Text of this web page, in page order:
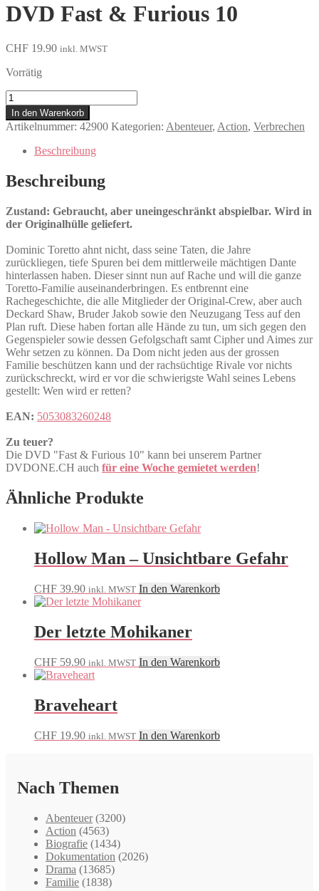
DVD Fast & Furious 10
CHF 19.90 inkl. MWST
Vorrätig
Fast
&
Furious
10
Menge
In den Warenkorb
Artikelnummer: 42900 Kategorien: Abenteuer, Action, Verbrechen
Beschreibung
Beschreibung
Zustand: Gebraucht, aber uneingeschränkt abspielbar. Wird in
der Originalhülle geliefert.
Dominic Toretto ahnt nicht, dass seine Taten, die Jahre
zurückliegen, tiefe Spuren bei dem mittlerweile mächtigen Dante
hinterlassen haben. Dieser sinnt nun auf Rache und will die ganze
Toretto-Familie auseinanderbringen. Es entbrennt eine
Rachegeschichte, die alle Mitglieder der Original-Crew, aber auch
Deckard Shaw, Bruder Jakob sowie den Neuzugang Tess auf den
Plan ruft. Diese haben fortan alle Hände zu tun, um sich gegen den
Gegenspieler sowie dessen Gefolgschaft samt Cipher und Aimes zur
Wehr setzen zu können. Da Dom nicht jeden aus der grossen
Familie beschützen kann und der rachsüchtige Rivale vor nichts
zurückschreckt, wird er vor die schwierigste Wahl seines Lebens
gestellt: Wen wird er retten?
EAN: 5053083260248
Zu teuer?
Die DVD "Fast & Furious 10" kann bei unserem Partner
DVDONE.CH auch für eine Woche gemietet werden!
Ähnliche Produkte
Hollow Man – Unsichtbare Gefahr
CHF 39.90 inkl. MWST In den Warenkorb
Der letzte Mohikaner
CHF 59.90 inkl. MWST In den Warenkorb
Braveheart
CHF 19.90 inkl. MWST In den Warenkorb
Nach Themen
Abenteuer (3200)
Action (4563)
Biografie (1434)
Dokumentation (2026)
Drama (13685)
Familie (1838)